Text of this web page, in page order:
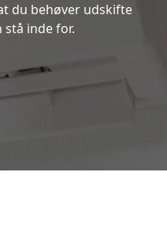
du behøver udskifte
inde for.